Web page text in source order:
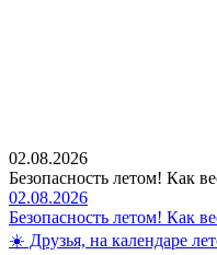
02.08.2026
Безопасность летом! Как
02.08.2026
Безопасность летом! Как
☀️ Друзья, на календаре